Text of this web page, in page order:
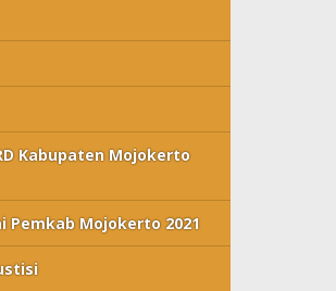
Kabupaten Mojokerto
Pemkab Mojokerto 2021